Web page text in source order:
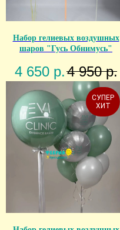
Набор гелиевых воздушных
шаров "Гусь Обнимусь"
4 650 р.4 950 р.
СУПЕР
ХИТ